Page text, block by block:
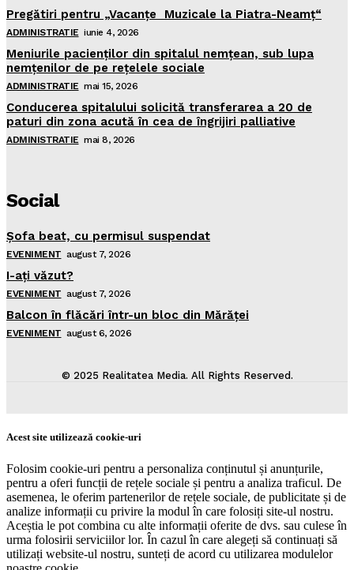
Pregătiri pentru „Vacanţe Muzicale la Piatra-Neamţ“
ADMINISTRATIE iunie 4, 2026
Meniurile pacienţilor din spitalul nemţean, sub lupa
nemţenilor de pe reţelele sociale
ADMINISTRATIE mai 15, 2026
Conducerea spitalului solicită transferarea a 20 de
paturi din zona acută în cea de îngrijiri palliative
ADMINISTRATIE mai 8, 2026
Social
Şofa beat, cu permisul suspendat
EVENIMENT august 7, 2026
I-aţi văzut?
EVENIMENT august 7, 2026
Balcon în flăcări într-un bloc din Mărăţei
EVENIMENT august 6, 2026
© 2025 Realitatea Media. All Rights Reserved.
Acest site utilizează cookie-uri
Folosim cookie-uri pentru a personaliza conținutul și anunțurile,
pentru a oferi funcții de rețele sociale și pentru a analiza traficul. De
asemenea, le oferim partenerilor de rețele sociale, de publicitate și de
analize informații cu privire la modul în care folosiți site-ul nostru.
Aceștia le pot combina cu alte informații oferite de dvs. sau culese în
urma folosirii serviciilor lor. În cazul în care alegeți să continuați să
utilizați website-ul nostru, sunteți de acord cu utilizarea modulelor